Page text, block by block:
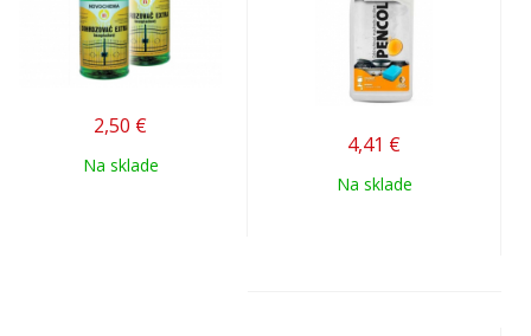
2,50 €
Na sklade
4,41 €
Na sklade